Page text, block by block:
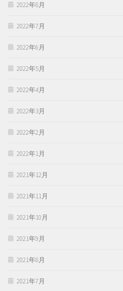
2022年8月
2022年7月
2022年6月
2022年5月
2022年4月
2022年3月
2022年2月
2022年1月
2021年12月
2021年11月
2021年10月
2021年9月
2021年8月
2021年7月